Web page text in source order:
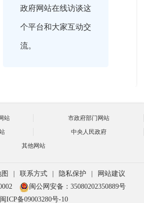
政府网站在线访谈这
个平台和大家互动交
流。
2022-07-14 16:03:00
我们知道，从2020年
生产专项整治三年的
行动，我市是由市安
站
市政府部门网站
中央人民政府
其他网站
联系方式 隐私保护
网站建议
闽公网安备：35080202350889号
闽ICP备09003280号-10